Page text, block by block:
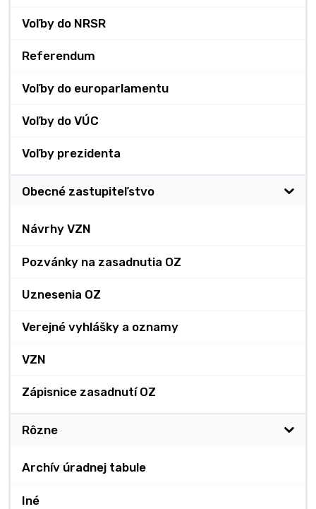
Voľby do NRSR
Referendum
Voľby do europarlamentu
Voľby do VÚC
Voľby prezidenta
Obecné zastupiteľstvo
Návrhy VZN
Pozvánky na zasadnutia OZ
Uznesenia OZ
Verejné vyhlášky a oznamy
VZN
Zápisnice zasadnutí OZ
Rôzne
Archív úradnej tabule
Iné